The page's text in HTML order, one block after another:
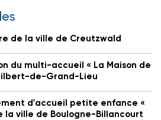
de la ville de Creutzwald
du multi-accueil « La Maison de
de-Grand-Lieu
d'accueil petite enfance «
la ville de Boulogne-Billancourt